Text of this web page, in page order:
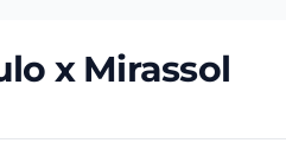
x Mirassol